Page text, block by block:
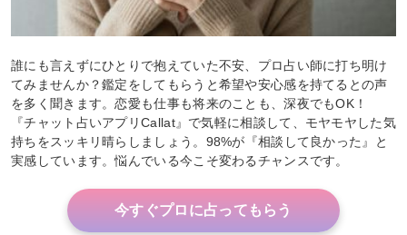
誰にも言えずにひとりで抱えていた不安、プロ占い師に打ち明け
てみませんか？鑑定をしてもらうと希望や安心感を持てるとの声
を多く聞きます。恋愛も仕事も将来のことも、深夜でもOK！
『チャット占いアプリCallat』で気軽に相談して、モヤモヤした気
持ちをスッキリ晴らしましょう。98%が『相談して良かった』と
実感しています。悩んでいる今こそ変わるチャンスです。
今すぐプロに占ってもらう